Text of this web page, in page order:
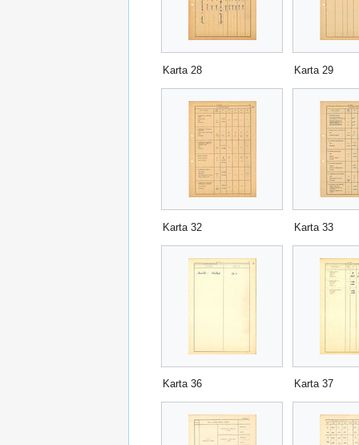
Karta 28 Karta 29
Karta 32 Karta 33
Karta 36 Karta 37